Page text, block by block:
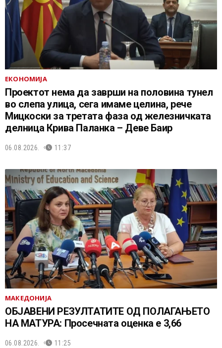
ЕКОНОМИЈА
Проектот нема да заврши на половина тунел
во слепа улица, сега имаме целина, рече
Мицкоски за третата фаза од железничката
делница Крива Паланка – Деве Баир
06.08.2026. 11:37
МАКЕДОНИЈА
ОБЈАВЕНИ РЕЗУЛТАТИТЕ ОД ПОЛАГАЊЕТО
НА МАТУРА: Просечната оценка е 3,66
06.08.2026. 11:25